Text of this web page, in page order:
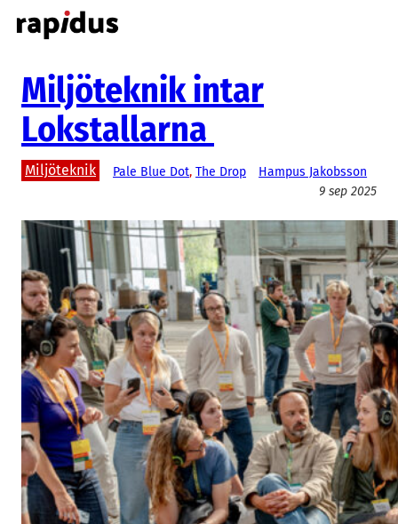
Hoppa
till
Miljöteknik intar
Lokstallarna
Miljöteknik Pale Blue Dot, The Drop
Hampus Jakobsson
9 sep 2025